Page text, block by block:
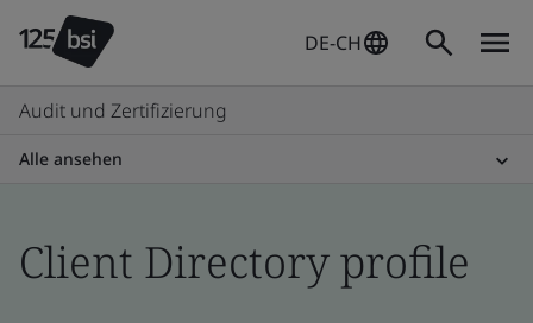
DE-CH
Audit und Zertifizierung
Alle ansehen
Client Directory profile